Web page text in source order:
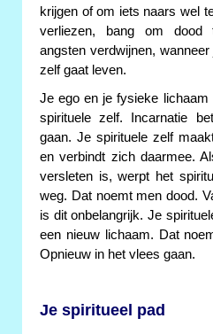
krijgen of om iets naars wel
verliezen, bang om
angsten verdwijnen,
zelf gaat leven.
Je ego en je fysieke lichaam
spirituele zelf. Incarnatie
gaan. Je spirituele zelf
en verbindt zich daarmee.
versleten is, werpt het
weg. Dat noemt men dood.
is dit onbelangrijk. Je
een nieuw lichaam. Dat
Opnieuw in het vlees gaan.
Je spiritueel pad